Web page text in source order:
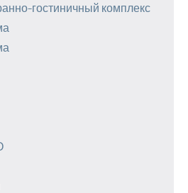
гостиничный комплекс